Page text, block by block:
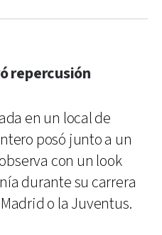
repercusión
en un local de
posó junto a un
con un look
durante su carrera
o la Juventus.